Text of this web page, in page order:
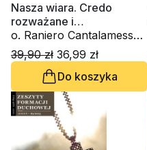
Nasza wiara. Credo
rozważane i
wprowadzane w życie
o. Raniero Cantalamessa
OFM Cap.
39,90 zł 36,99 zł
Do koszyka